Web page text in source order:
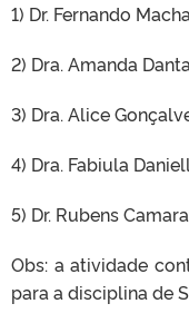
1) Dr. Fernando
2) Dra. Amanda
3) Dra. Alice
4) Dra. Fabiula
5) Dr. Rubens
Obs: a atividade
para a disciplina de